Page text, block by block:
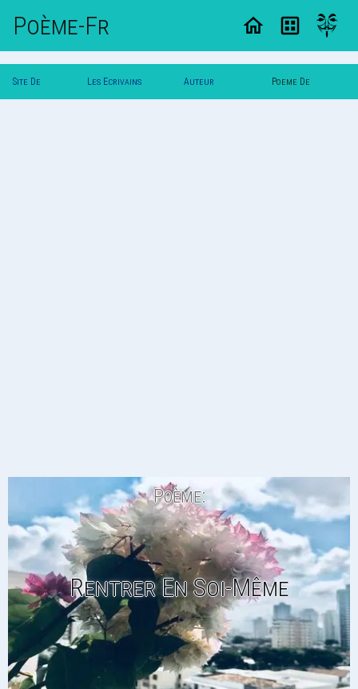
Poème-Fr
Site De Les Ecrivains Auteur Poeme De
Poème:
Rentrer En Soi-Même